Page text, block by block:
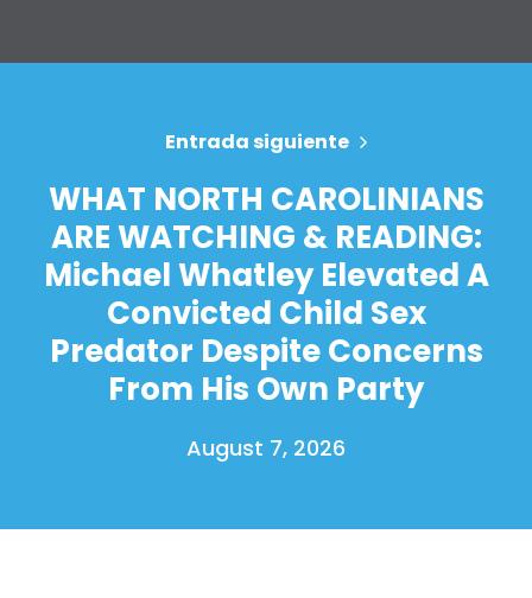
Entrada siguiente
WHAT NORTH CAROLINIANS
ARE WATCHING & READING:
Michael Whatley Elevated A
Convicted Child Sex
Predator Despite Concerns
From His Own Party
August 7, 2026